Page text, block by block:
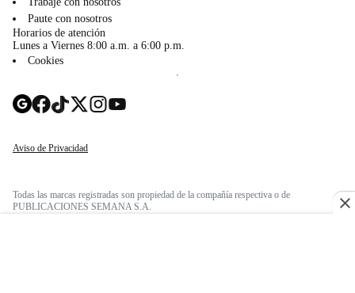
Paute con nosotros
Horarios de atención
Lunes a Viernes 8:00 a.m. a 6:00 p.m.
Cookies
Aviso de Privacidad
Todas las marcas registradas son propiedad de la compañía respectiva o de
PUBLICACIONES SEMANA S.A.